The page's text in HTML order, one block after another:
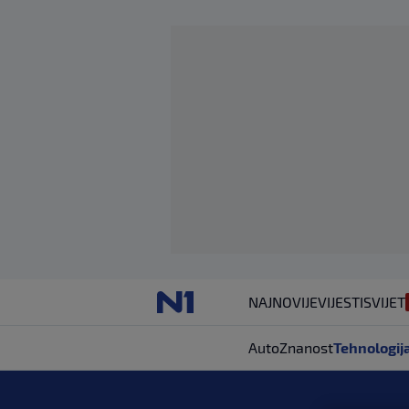
NAJNOVIJEVIJESTISVIJET
AutoZnanost